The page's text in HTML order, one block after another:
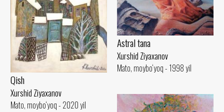
Qish
Xurshid Ziyaxanov
Mato, moybo‘yoq - 2020 yil
Astral tana
Xurshid Ziyaxanov
Mato, moybo‘yoq - 1998 yil